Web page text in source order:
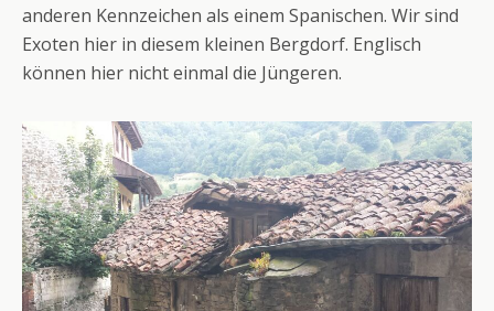
anderen Kennzeichen als einem Spanischen. Wir sind
Exoten hier in diesem kleinen Bergdorf. Englisch
können hier nicht einmal die Jüngeren.